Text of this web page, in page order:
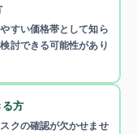
すい価格帯として知ら
討できる可能性があり
方
クの確認が欠かせませ